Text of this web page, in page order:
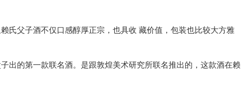
氏父子酒不仅口感醇厚正宗，也具收 藏价值，包装也比较大方雅
出的第一款联名酒。是跟敦煌美术研究所联名推出的，这款酒在赖